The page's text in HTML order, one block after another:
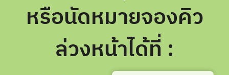
หรือนัดหมายจองคิว
ล่วงหน้าได้ที่ :